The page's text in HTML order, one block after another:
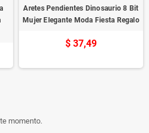
Aretes Pendientes Dinosaurio 8 Bit
Mujer Elegante Moda Fiesta Regalo
$ 37,49
momento.